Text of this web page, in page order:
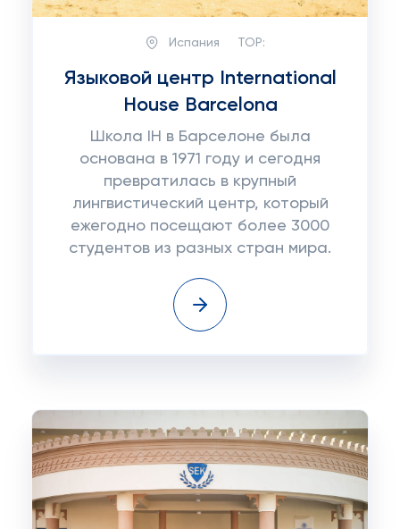
Испания TOP:
Языковой центр International
House Barcelona
Школа IH в Барселоне была
основана в 1971 году и сегодня
превратилась в крупный
лингвистический центр, который
ежегодно посещают более 3000
студентов из разных стран мира.